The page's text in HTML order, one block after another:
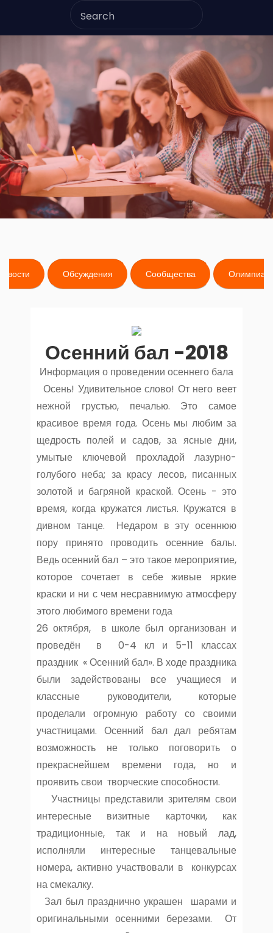
Обсуждения Сообщества
Осенний бал -2018
Информация о проведении осеннего бала
Осень! Удивительное слово! От него веет
нежной грустью, печалью. Это самое
красивое время года. Осень мы любим за
щедрость полей и садов, за ясные дни,
умытые ключевой прохладой лазурно-
голубого неба; за красу лесов, писанных
золотой и багряной краской. Осень - это
время, когда кружатся листья. Кружатся в
дивном танце. Недаром в эту осеннюю
пору принято проводить осенние балы.
Ведь осенний бал – это такое мероприятие,
которое сочетает в себе живые яркие
краски и ни с чем несравнимую атмосферу
этого любимого времени года
26 октября, в школе был организован и
проведён в 0-4 кл и 5-11 классах
праздник « Осенний бал». В ходе праздника
были задействованы все учащиеся и
классные руководители, которые
проделали огромную работу со своими
участницами. Осенний бал дал ребятам
возможность не только поговорить о
прекраснейшем времени года, но и
проявить свои творческие способности.
Участницы представили зрителям свои
интересные визитные карточки, как
традиционные, так и на новый лад,
исполняли интересные танцевальные
номера, активно участвовали в конкурсах
на смекалку.
Зал был празднично украшен шарами и
оригинальными осенними березами. От